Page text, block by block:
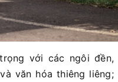
với các ngôi đền,
văn hóa thiêng liêng;